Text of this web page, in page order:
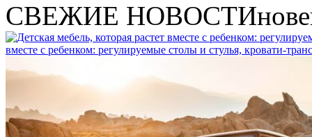
СВЕЖИЕ НОВОСТИ
вместе с ребенком: регулируемые столы и стулья, кровати-